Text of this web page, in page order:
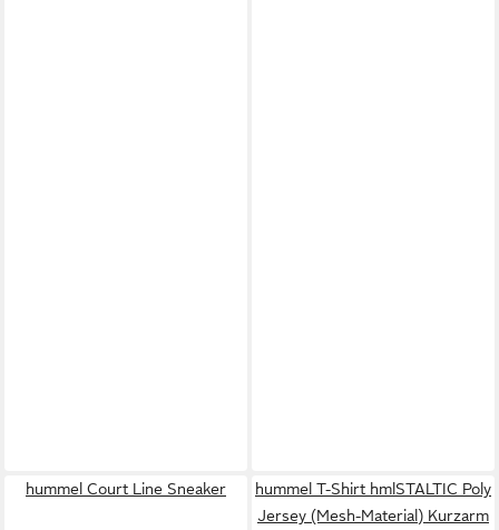
hummel Court Line Sneaker
hummel T-Shirt hmlSTALTIC Poly
Jersey (Mesh-Material) Kurzarm